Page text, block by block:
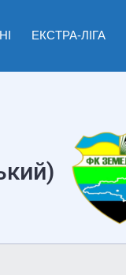
ЕКСТРА-ЛІГА